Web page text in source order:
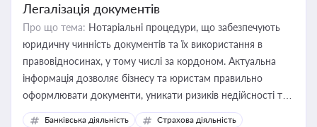
Легалізація документів
Про що тема: Нотаріальні процедури, що забезпечують
юридичну чинність документів та їх використання в
правовідносинах, у тому числі за кордоном. Актуальна
інформація дозволяє бізнесу та юристам правильно
оформлювати документи, уникати ризиків недійсності та
забезпечувати їх належне прийняття органами влади та
Банківська діяльність Страхова діяльність